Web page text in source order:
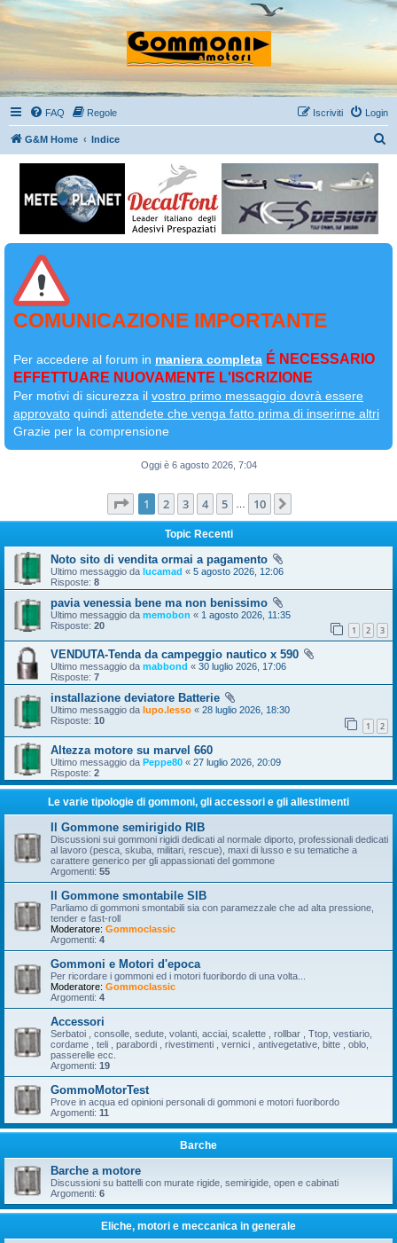
FAQ Regole Login
Iscriviti
G&M Home Indice
COMUNICAZIONE IMPORTANTE
Per accedere al forum in maniera completa É NECESSARIO
EFFETTUARE NUOVAMENTE L'ISCRIZIONE
Per motivi di sicurezza il vostro primo messaggio dovrà essere
approvato quindi attendete che venga fatto prima di inserirne altri
Grazie per la comprensione
Oggi è 6 agosto 2026, 7:04
Pagina di 10
1 2 3 4 5 10
Topic Recenti
Noto sito di vendita ormai a pagamento
Ultimo messaggio da lucamad « 5 agosto 2026, 12:06
Risposte: 8
pavia venessia bene ma non benissimo
Ultimo messaggio da memobon « 1 agosto 2026, 11:35
Risposte: 20 1 2 3
VENDUTA-Tenda da campeggio nautico x 590
Ultimo messaggio da mabbond « 30 luglio 2026, 17:06
Risposte: 7
installazione deviatore Batterie
Ultimo messaggio da lupo.lesso « 28 luglio 2026, 18:30
Risposte: 10 1 2
Altezza motore su marvel 660
Ultimo messaggio da Peppe80 « 27 luglio 2026, 20:09
Risposte: 2
Le varie tipologie di gommoni, gli accessori e gli allestimenti
Il Gommone semirigido RIB
Discussioni sui gommoni rigidi dedicati al normale diporto, professionali dedicati
al lavoro (pesca, skuba, militari, rescue), maxi di lusso e su tematiche a
carattere generico per gli appassionati del gommone
Argomenti: 55
Il Gommone smontabile SIB
Parliamo di gommoni smontabili sia con paramezzale che ad alta pressione,
tender e fast-roll
Moderatore: Gommoclassic
Argomenti: 4
Gommoni e Motori d'epoca
Per ricordare i gommoni ed i motori fuoribordo di una volta...
Moderatore: Gommoclassic
Argomenti: 4
Accessori
Serbatoi , consolle, sedute, volanti, acciai, scalette , rollbar , Ttop, vestiario,
cordame , teli , parabordi , rivestimenti , vernici , antivegetative, bitte , oblo,
passerelle ecc.
Argomenti: 19
GommoMotorTest
Prove in acqua ed opinioni personali di gommoni e motori fuoribordo
Argomenti: 11
Barche
Barche a motore
Discussioni su battelli con murate rigide, semirigide, open e cabinati
Argomenti: 6
Eliche, motori e meccanica in generale